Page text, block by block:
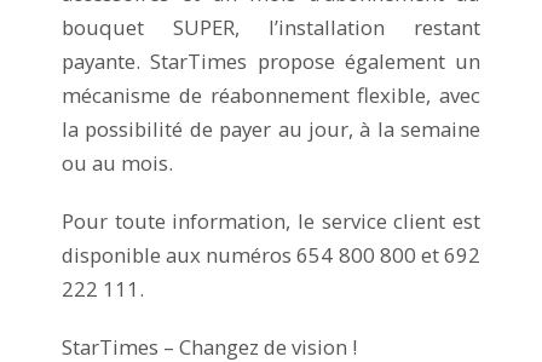
bouquet SUPER, l’installation restant
payante. StarTimes propose également un
mécanisme de réabonnement flexible, avec
la possibilité de payer au jour, à la semaine
ou au mois.
Pour toute information, le service client est
disponible aux numéros 654 800 800 et 692
222 111.
StarTimes – Changez de vision !